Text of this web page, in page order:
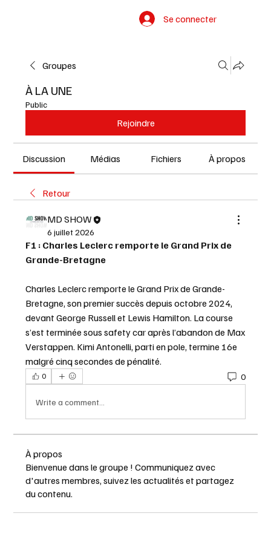
Se connecter
Groupes
À LA UNE
Public
Rejoindre
Discussion Médias Fichiers À propos
Retour
MD SHOW
6 juillet 2026
F1 : Charles Leclerc remporte le Grand Prix de
Grande-Bretagne
Charles Leclerc remporte le Grand Prix de Grande-
Bretagne, son premier succès depuis octobre 2024,
devant George Russell et Lewis Hamilton. La course
s’est terminée sous safety car après l’abandon de Max
Verstappen. Kimi Antonelli, parti en pole, termine 16e
malgré cinq secondes de pénalité.
0 0
Write a comment...
À propos
Bienvenue dans le groupe ! Communiquez avec
d'autres membres, suivez les actualités et partagez
du contenu.